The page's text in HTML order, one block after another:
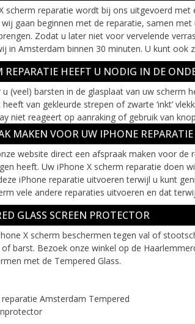
scherm reparatie wordt bij ons uitgevoerd
gaan beginnen met de reparatie, samen
Zodat u later niet voor vervelende
in Amsterdam binnen 30 minuten. U kunt ook
REPARATIE HEEFT U NODIG IN DE
u (veel) barsten in de glasplaat van uw scherm
heeft van gekleurde strepen of zwarte ‘inkt’
niet reageert op aanraking of gebruik van
MAKEN VOOR UW IPHONE REPARATIE
website direct een afspraak maken voor
heeft. Uw iPhone X scherm reparatie doen
iPhone reparatie uitvoeren terwijl u kunt
vele andere reparaties uitvoeren en dat
GLASS SCREEN PROTECTOR
X scherm beschermen tegen val of
of barst. Bezoek onze winkel op de
met de Tempered Glass.